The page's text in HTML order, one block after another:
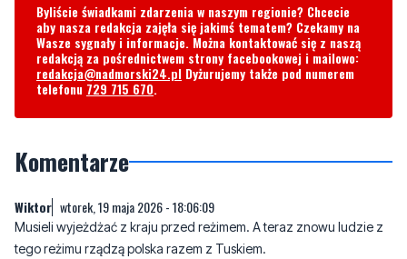
Byliście świadkami zdarzenia w naszym regionie? Chcecie
aby nasza redakcja zajęła się jakimś tematem? Czekamy na
Wasze sygnały i informacje. Można kontaktować się z naszą
redakcją za pośrednictwem strony facebookowej i mailowo:
redakcja@nadmorski24.pl Dyżurujemy także pod numerem
telefonu 729 715 670.
Komentarze
Wiktor wtorek, 19 maja 2026 - 18:06:09
Musieli wyjeżdżać z kraju przed reżimem. A teraz znowu ludzie z
tego reżimu rządzą polska razem z Tuskiem.